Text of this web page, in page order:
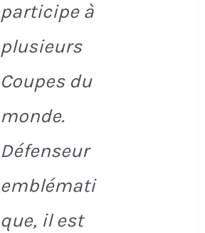
participe à
plusieurs
Coupes du
monde.
Défenseur
emblémati
que, il est